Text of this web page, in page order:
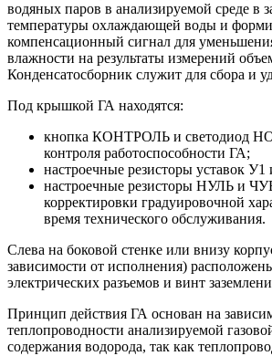
водяных паров в анализируемой среде в
температуры охлаждающей воды и
компенсационный сигнал для
влажности на результаты измерений
Конденсатосборник служит для сбора и
Под крышкой ГА находятся:
кнопка КОНТРОЛЬ и светодиод
контроля работоспособности ГА;
настроечные резисторы уставок У1
настроечные резисторы НУЛЬ и
корректировки градуировочной
время технического обслуживания.
Слева на боковой стенке или внизу
зависимости от исполнения)
электрических разъемов и винт
Принцип действия ГА основан на
теплопроводности анализируемой
содержания водорода, так как